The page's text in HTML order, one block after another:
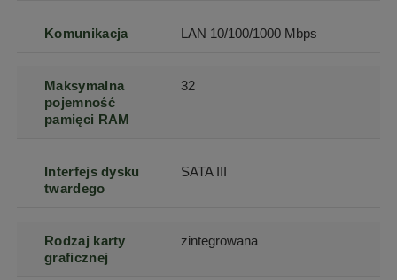
Komunikacja LAN 10/100/1000 Mbps
Maksymalna
pojemność
pamięci RAM
32
Interfejs dysku
twardego
SATA III
Rodzaj karty
graficznej
zintegrowana